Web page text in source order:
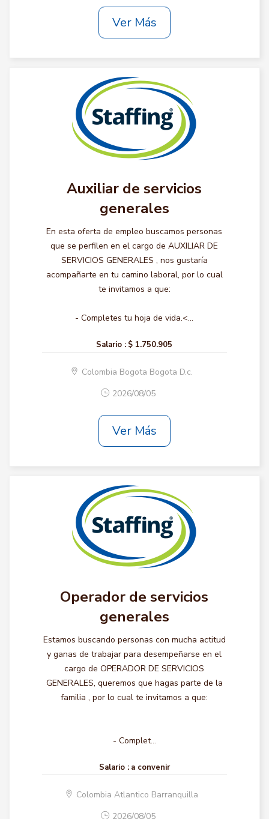
Ver Más
Auxiliar de servicios
generales
En esta oferta de empleo buscamos personas
que se perfilen en el cargo de AUXILIAR DE
SERVICIOS GENERALES , nos gustaría
acompañarte en tu camino laboral, por lo cual
te invitamos a que:
- Completes tu hoja de vida.<...
Salario : $ 1.750.905
Colombia Bogota Bogota D.c.
2026/08/05
Ver Más
Operador de servicios
generales
Estamos buscando personas con mucha actitud
y ganas de trabajar para desempeñarse en el
cargo de OPERADOR DE SERVICIOS
GENERALES, queremos que hagas parte de la
familia , por lo cual te invitamos a que:
- Complet...
Salario : a convenir
Colombia Atlantico Barranquilla
2026/08/05